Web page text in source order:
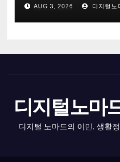
AUG 3, 2026 디지털노
디지털노마
디지털 노마드의 이민, 생활